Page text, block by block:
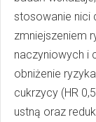
stosowanie nici
zmniejszeniem
naczyniowych i
obniżenie
cukrzycy (HR
ustną oraz